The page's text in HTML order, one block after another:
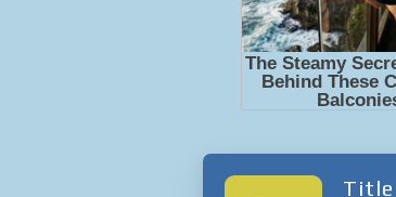
Title